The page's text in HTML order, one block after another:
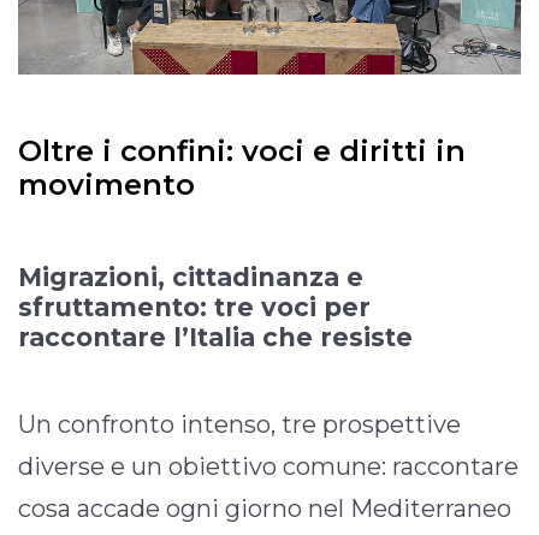
Oltre i confini: voci e diritti in
movimento
Migrazioni, cittadinanza e
sfruttamento: tre voci per
raccontare l’Italia che resiste
Un confronto intenso, tre prospettive
diverse e un obiettivo comune: raccontare
cosa accade ogni giorno nel Mediterraneo